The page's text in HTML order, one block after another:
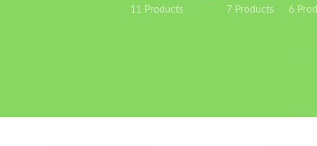
11 Products
7 Products
6